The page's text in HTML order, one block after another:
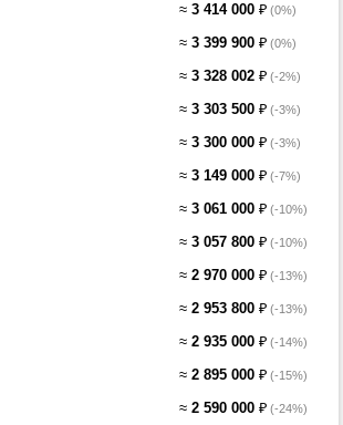
≈ 3 414 000 ₽ (0%)
≈ 3 399 900 ₽ (0%)
≈ 3 328 002 ₽ (-2%)
≈ 3 303 500 ₽ (-3%)
≈ 3 300 000 ₽ (-3%)
≈ 3 149 000 ₽ (-7%)
≈ 3 061 000 ₽ (-10%)
≈ 3 057 800 ₽ (-10%)
≈ 2 970 000 ₽ (-13%)
≈ 2 953 800 ₽ (-13%)
≈ 2 935 000 ₽ (-14%)
≈ 2 895 000 ₽ (-15%)
≈ 2 590 000 ₽ (-24%)